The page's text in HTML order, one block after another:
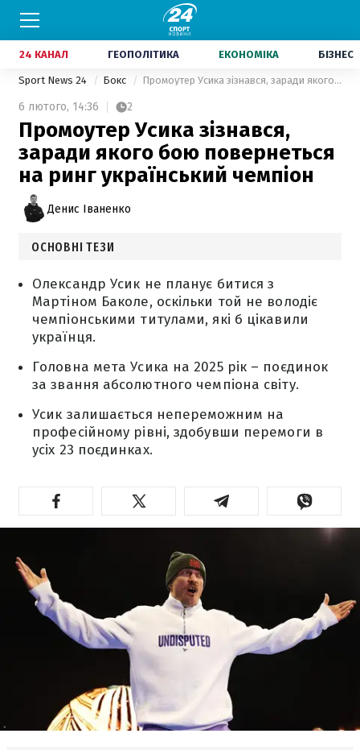
24 КАНАЛ ГЕОПОЛІТИКА ЕКОНОМІКА БІЗНЕС
Sport News 24 Бокс Промоутер Усика зізнався, заради якого бою повернеться на ринг український чемпіон
6 лютого, 14:36 2
Промоутер Усика зізнався,
заради якого бою повернеться
на ринг український чемпіон
Денис Іваненко
ОСНОВНІ ТЕЗИ
Олександр Усик не планує битися з
Мартіном Баколе, оскільки той не володіє
чемпіонськими титулами, які б цікавили
українця.
Головна мета Усика на 2025 рік – поєдинок
за звання абсолютного чемпіона світу.
Усик залишається непереможним на
професійному рівні, здобувши перемоги в
усіх 23 поєдинках.